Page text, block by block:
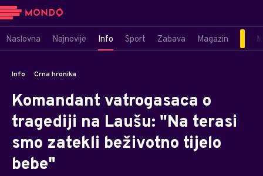
Naslovna Najnovije Info Sport Zabava Magazin
Info Crna hronika
Komandant vatrogasaca o
tragediji na Laušu: "Na terasi
smo zatekli beživotno tijelo
bebe"